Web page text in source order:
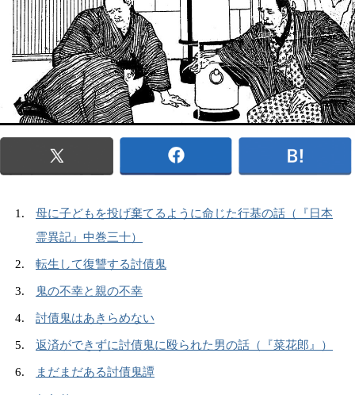
母に子どもを投げ棄てるように命じた行基の話（『日本
霊異記』中巻三十）
転生して復讐する討債鬼
鬼の不幸と親の不幸
討債鬼はあきらめない
返済ができずに討債鬼に殴られた男の話（『菜花郎』）
まだまだある討債鬼譚